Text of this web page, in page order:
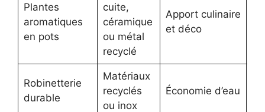
Plantes
aromatiques
en pots
cuite,
céramique
ou métal
recyclé
Apport culinaire
et déco
Robinetterie
durable
Matériaux
recyclés
ou inox
Économie d’eau